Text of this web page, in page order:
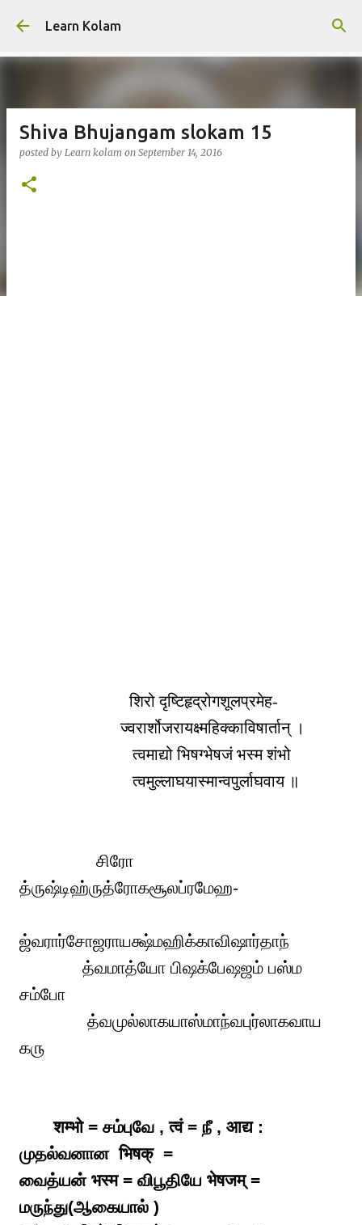
Learn Kolam
Shiva Bhujangam slokam 15
posted by Learn kolam on September 14, 2016
शिरो दृष्टिहृद्रोगशूलप्रमेह-
ज्वरार्शोजरायक्ष्महिक्काविषार्तान् ।
त्वमाद्यो भिषग्भेषजं भस्म शंभो
त्वमुल्लाघयास्मान्वपुर्लाघवाय ॥
சிரோ
த்ருஷ்டிஹ்ருத்ரோகசூலப்ரமேஹ-
ஜ்வரார்சோஜராயக்ஷ்மஹிக்காவிஷார்தாந்
த்வமாத்யோ பிஷக்பேஷஜம் பஸ்ம
சம்போ
த்வமுல்லாகயாஸ்மாந்வபுர்லாகவாய
௧௫
शम्भो = சம்புவே , त्वं = நீ , आद्य :
முதல்வனான भिषक् =
வைத்யன் भस्म = விபூதியே भेषजम् =
மருந்து(ஆகையால் )